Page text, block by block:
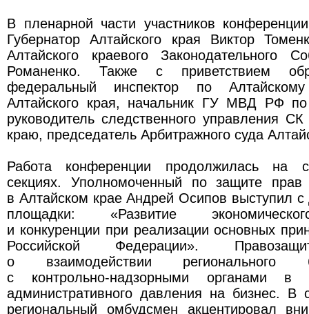
В пленарной части участников
Губернатор Алтайского края Виктор
Алтайского краевого Законодательного
Романенко. Также с приветствием
федеральный инспектор по
Алтайского края, начальник ГУ МВД РФ
руководитель следственного управления
краю, председатель Арбитражного суда
Работа конференции продолжилась на
секциях. Уполномоченный по защите прав
в Алтайском крае Андрей Осипов выступил
площадки: «Развитие
и конкуренции при реализации основных
Российской Федерации».
о взаимодействии регионального
с контрольно-надзорными органами в
административного давления на бизнес. В
региональный омбудсмен акцентировал